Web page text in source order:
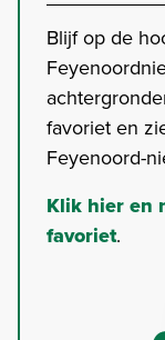
Blijf op de
favoriet en
Feyenoord-
Klik hier en
favoriet.